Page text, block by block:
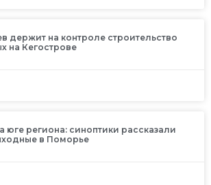
держит на контроле строительство
на Кегострове
юге региона: синоптики рассказали
в Поморье